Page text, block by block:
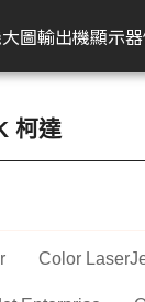
普生
筒
Epson 愛普生
雷射印表機
原廠連續供墨
型主機
戴爾
Mac
明碁
機
商
互
兄弟
列印標籤機
大圖輸出機
佳能
(A1 )
(A0)
顯示器
Philips 飛利浦
專業顯示器
固態硬碟
隨身碟
Edgecore 鈺登
無線基地台
柯達
Color